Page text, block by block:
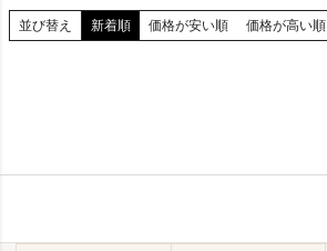
並び替え 新着順 価格が安い順 価格が高い順